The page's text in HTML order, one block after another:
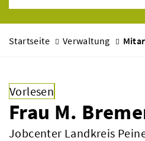
Startseite Verwaltung
Vorlesen
Frau M.
Jobcenter Landkreis